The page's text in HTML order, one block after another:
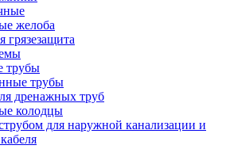
желоба
грязезащита
трубы
трубы
дренажных труб
колодцы
для наружной канализации и